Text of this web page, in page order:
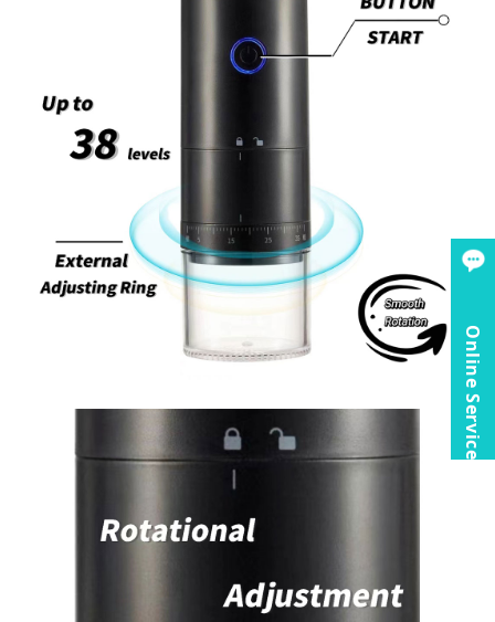
Online Service